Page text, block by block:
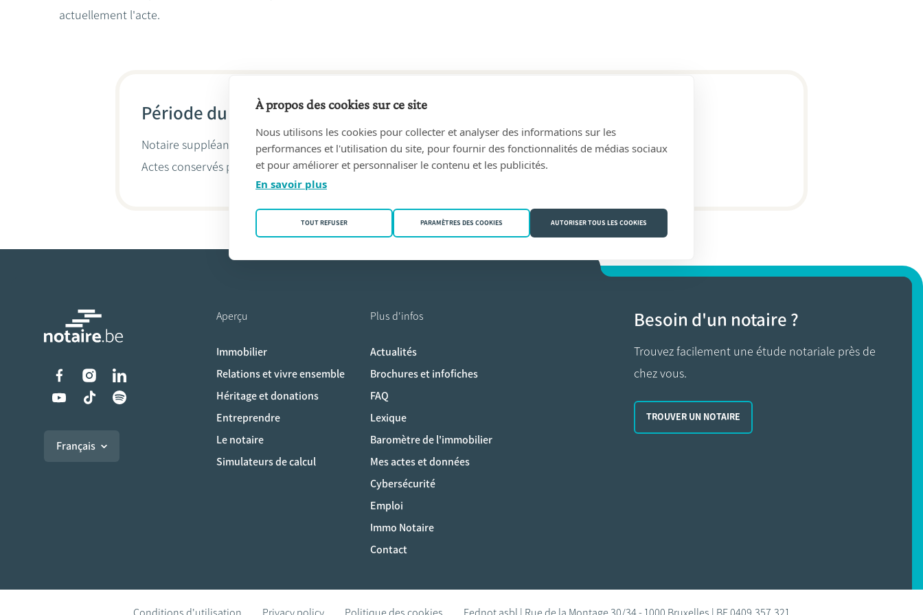
actuellement l'acte.
Période du 26/08/1944 au 14/07/1963
Notaire suppléant de Henri BOSSELER en étude BOSSELER, Henri(6700 Arlon)
Actes conservés par
Philippe Bosseler
Liens vers les réseaux sociaux
Français
Aperçu
Immobilier
Relations et vivre ensemble
Héritage et donations
Entreprendre
Le notaire
Simulateurs de calcul
Plus d'infos
Actualités
Brochures et infofiches
FAQ
Lexique
Baromètre de l'immobilier
Mes actes et données
Cybersécurité
Emploi
Immo Notaire
Contact
Besoin d'un notaire ?
Trouvez facilement une étude notariale près de
chez vous.
TROUVER UN NOTAIRE
À propos des cookies sur ce site
Nous utilisons les cookies pour collecter et analyser des informations sur les
performances et l'utilisation du site, pour fournir des fonctionnalités de médias sociaux
et pour améliorer et personnaliser le contenu et les publicités.
En savoir plus
TOUT REFUSER PARAMÈTRES DES COOKIES AUTORISER TOUS LES COOKIES